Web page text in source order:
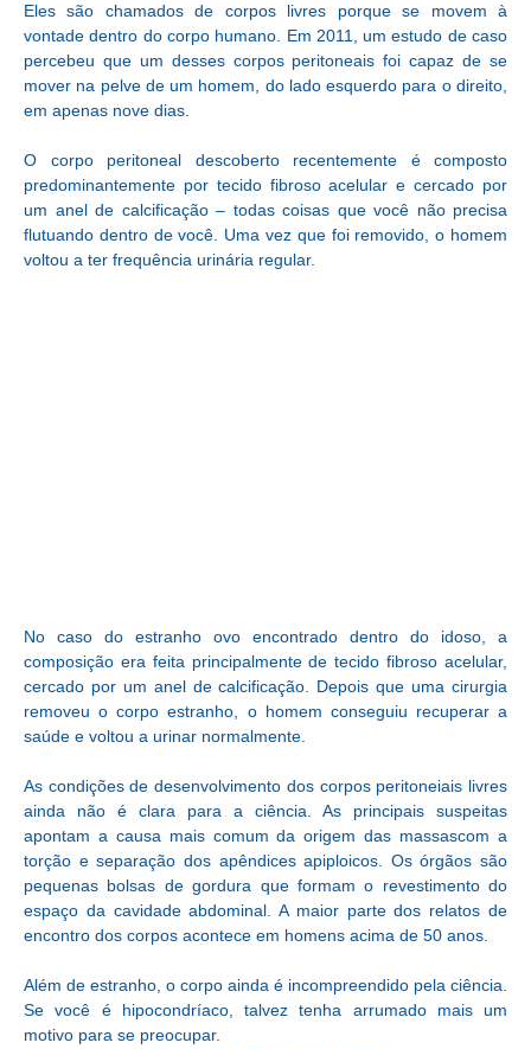
Eles são chamados de corpos livres porque se movem à
vontade dentro do corpo humano. Em 2011, um estudo de caso
percebeu que um desses corpos peritoneais foi capaz de se
mover na pelve de um homem, do lado esquerdo para o direito,
em apenas nove dias.
O corpo peritoneal descoberto recentemente é composto
predominantemente por tecido fibroso acelular e cercado por
um anel de calcificação – todas coisas que você não precisa
flutuando dentro de você. Uma vez que foi removido, o homem
voltou a ter frequência urinária regular.
No caso do estranho ovo encontrado dentro do idoso, a
composição era feita principalmente de tecido fibroso acelular,
cercado por um anel de calcificação. Depois que uma cirurgia
removeu o corpo estranho, o homem conseguiu recuperar a
saúde e voltou a urinar normalmente.
As condições de desenvolvimento dos corpos peritoneiais livres
ainda não é clara para a ciência. As principais suspeitas
apontam a causa mais comum da origem das massascom a
torção e separação dos apêndices apiploicos. Os órgãos são
pequenas bolsas de gordura que formam o revestimento do
espaço da cavidade abdominal. A maior parte dos relatos de
encontro dos corpos acontece em homens acima de 50 anos.
Além de estranho, o corpo ainda é incompreendido pela ciência.
Se você é hipocondríaco, talvez tenha arrumado mais um
motivo para se preocupar.